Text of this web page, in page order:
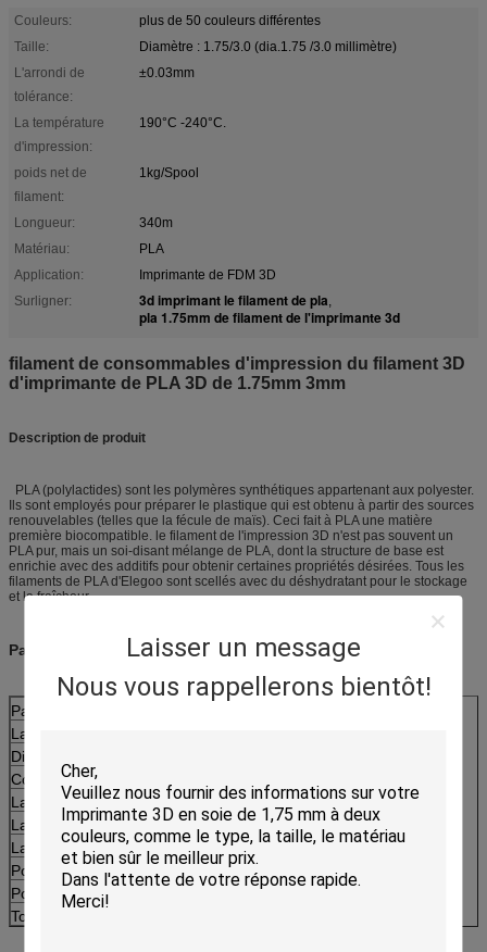
Laisser un message
Nous vous rappellerons bientôt!
Couleurs:
plus de 50 couleurs différentes
Taille:
Diamètre : 1.75/3.0 (dia.1.75 /3.0 millimètre)
L'arrondi de
tolérance:
±0.03mm
La température
d'impression:
190°C -240°C.
poids net de
filament:
1kg/Spool
Longueur:
340m
Matériau:
PLA
Application:
Imprimante de FDM 3D
Surligner:
3d imprimant le filament de pla,
pla 1.75mm de filament de l'imprimante 3d
filament de consommables d'impression du filament 3D
d'imprimante de PLA 3D de 1.75mm 3mm
Description de produit
PLA (polylactides) sont les polymères synthétiques appartenant aux polyester.
Ils sont employés pour préparer le plastique qui est obtenu à partir des sources
renouvelables (telles que la fécule de maïs). Ceci fait à PLA une matière
première biocompatible. le filament de l'impression 3D n'est pas souvent un
PLA pur, mais un soi-disant mélange de PLA, dont la structure de base est
enrichie avec des additifs pour obtenir certaines propriétés désirées. Tous les
filaments de PLA d'Elegoo sont scellés avec du déshydratant pour le stockage
et la fraîcheur.
Paramètre de produit
Paramètre de produit
La température d'impression
Diamètre
Couleur
La meilleure température d'impression
200℃
La température de lit de chauffage
50℃
La température de déformation thermique80℃
Poids net
Poids brut
1.35kg
Tolérance de diamètre